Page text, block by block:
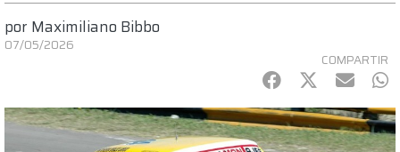
por Maximiliano Bibbo
07/05/2026
COMPARTIR
Facebook
Twitter
mail